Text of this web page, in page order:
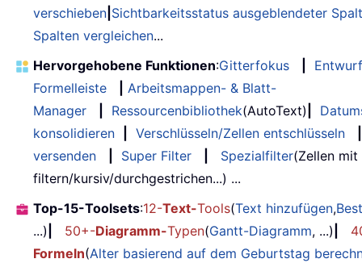
verschieben Sichtbarkeitsstatus ausgeblendeter
Spalten vergleichen...
Hervorgehobene Funktionen:Gitterfokus
Entwurf
Formelleiste
Arbeitsmappen- & Blatt-
Manager
Ressourcenbibliothek(AutoText)
konsolidieren
Verschlüsseln/Zellen entschlüsseln
versenden
Super Filter Spezialfilter(Zellen
filtern/kursiv/durchgestrichen...) ...
Top-15-Toolsets:12-Text-Tools(Text hinzufügen,
...)
50+-Diagramm-Typen(Gantt-Diagramm, ...)
Formeln(Alter basierend auf dem Geburtstag